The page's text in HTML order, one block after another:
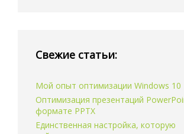
Свежие статьи:
Мой опыт оптимизации Windows 10
Оптимизация презентаций
формате PPTX
Единственная настройка, которую